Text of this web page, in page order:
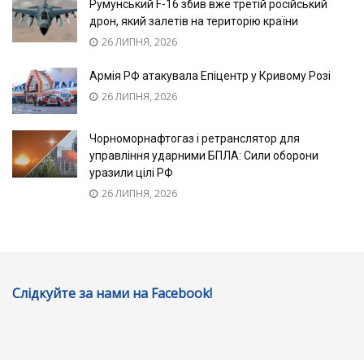
Румунський F-16 збив вже третій російський
дрон, який залетів на територію країни
26 ЛИПНЯ, 2026
Армія РФ атакувала Епіцентр у Кривому Розі
26 ЛИПНЯ, 2026
Чорноморнафтогаз і ретранслятор для
управління ударними БПЛА: Сили оборони
уразили цілі РФ
26 ЛИПНЯ, 2026
Слідкуйте за нами на Facebook!